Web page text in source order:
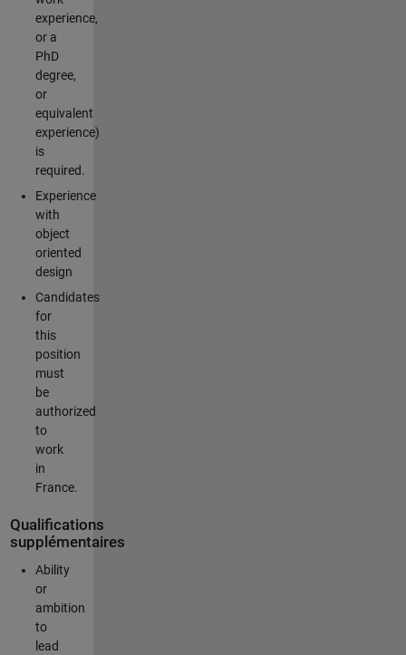
experience,
or a
PhD
degree,
or
equivalent
experience)
is
required.
Experience
with
object
oriented
design
Candidates
for
this
position
must
be
authorized
to
work
in
France.
Qualifications
supplémentaires
Ability
or
ambition
to
lead